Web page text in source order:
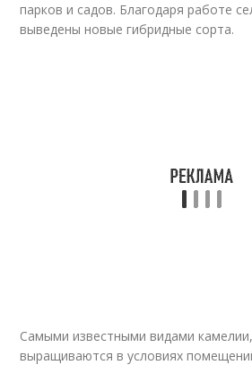
парков и садов. Благодаря работе
выведены новые гибридные сорта.
Самыми известными видами
выращиваются в условиях